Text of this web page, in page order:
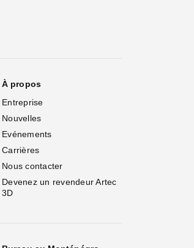
À propos
Entreprise
Nouvelles
Evénements
Carrières
Nous contacter
Devenez un revendeur Artec
3D